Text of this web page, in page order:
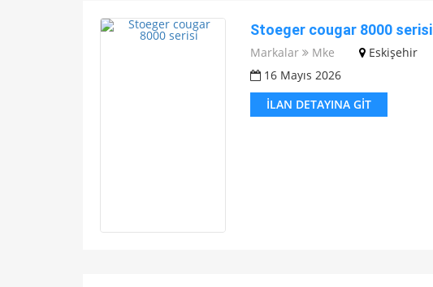
Stoeger cougar 8000 serisi
Markalar Mke
Eskişehir
16 Mayıs 2026
İLAN DETAYINA GIT